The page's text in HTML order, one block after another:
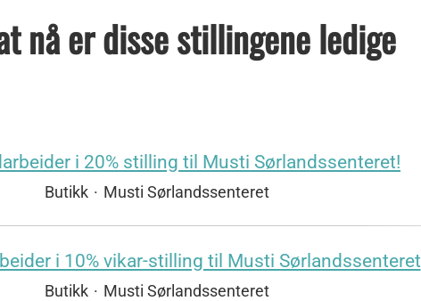
nå er disse stillingene ledige
i 20% stilling til Musti Sørlandssenteret!
Butikk · Musti Sørlandssenteret
i 10% vikar-stilling til Musti Sørlandssenteret
Butikk · Musti Sørlandssenteret